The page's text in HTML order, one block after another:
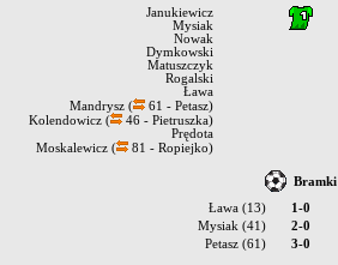
Janukiewicz
Mysiak
Nowak
Dymkowski
Matuszczyk
Rogalski
Ława
Mandrysz (
61 - Petasz)
Kolendowicz (
46 - Pietruszka)
Prędota
Moskalewicz (
81 - Ropiejko)
Bramki
Ława (13)
1-0
Mysiak (41)
2-0
Petasz (61)
3-0